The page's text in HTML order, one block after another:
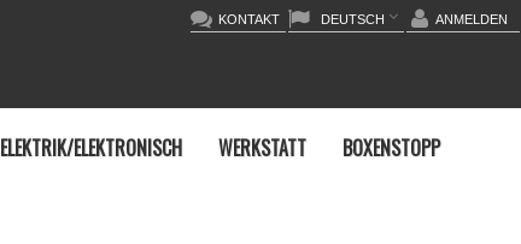
ANMELDEN
DEUTSCH
KONTAKT
ELEKTRIK/ELEKTRONISCH WERKSTATT BOXENSTOPP